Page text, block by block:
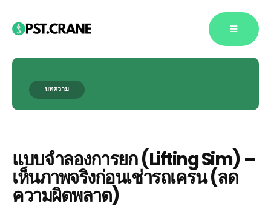
บทความ
Blog Single
แบบจำลองการยก (Lifting Sim) –
เห็นภาพจริงก่อนเช่ารถเครน (ลด
ความผิดพลาด)